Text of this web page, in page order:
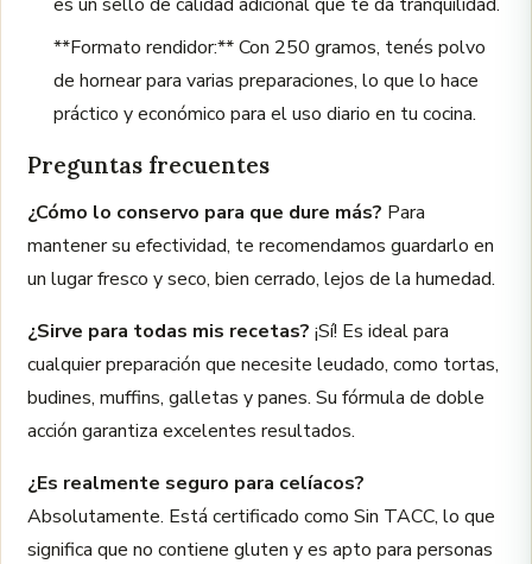
**Formato rendidor:** Con 250 gramos, tenés polvo
de hornear para varias preparaciones, lo que lo hace
práctico y económico para el uso diario en tu cocina.
Preguntas frecuentes
¿Cómo lo conservo para que dure más? Para
mantener su efectividad, te recomendamos guardarlo en
un lugar fresco y seco, bien cerrado, lejos de la humedad.
¿Sirve para todas mis recetas? ¡Sí! Es ideal para
cualquier preparación que necesite leudado, como tortas,
budines, muffins, galletas y panes. Su fórmula de doble
acción garantiza excelentes resultados.
¿Es realmente seguro para celíacos?
Absolutamente. Está certificado como Sin TACC, lo que
significa que no contiene gluten y es apto para personas